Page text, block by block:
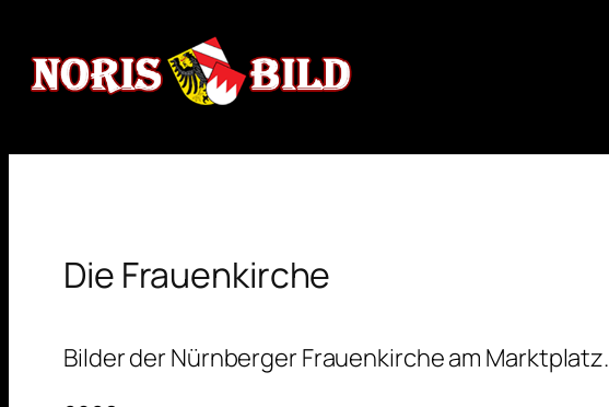
Inhalt
springen
Die Frauenkirche
Bilder der Nürnberger Frauenkirche am Marktplatz.